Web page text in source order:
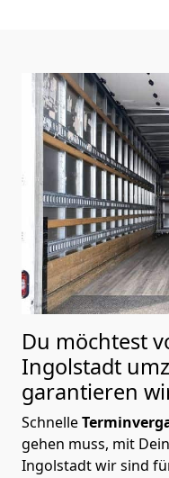
Du möchtest
Ingolstadt
garantieren
Schnelle
gehen muss, mit
Ingolstadt wir sind